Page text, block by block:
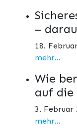
–
18.
mehr...
Wie
auf die
3. Februar
mehr...